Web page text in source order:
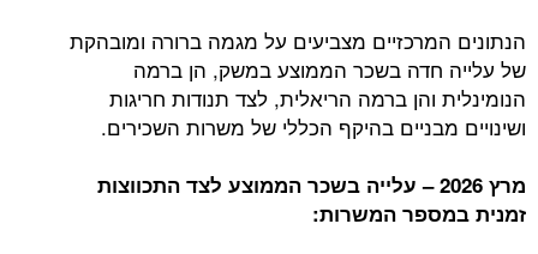
הנתונים המרכזיים מצביעים על מגמה ברורה ומובהקת
של עלייה חדה בשכר הממוצע במשק, הן ברמה
הנומינלית והן ברמה הריאלית, לצד תנודות חריגות
ושינויים מבניים בהיקף הכללי של משרות השכירים.
מרץ 2026 – עלייה בשכר הממוצע לצד התכווצות
זמנית במספר המשרות: